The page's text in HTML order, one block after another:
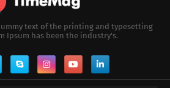
text of the printing and typesetting
Ipsum has been the industry's.